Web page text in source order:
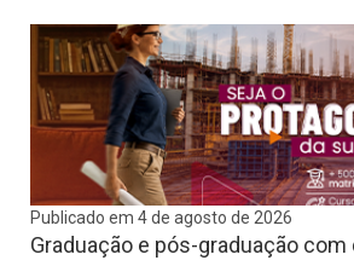
Publicado em 4 de agosto de 2026
Graduação e pós-graduação